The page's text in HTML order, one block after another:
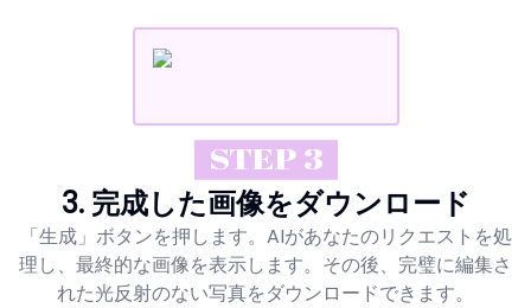
STEP 3
3. 完成した画像をダウンロード
「生成」ボタンを押します。AIがあなたのリクエストを処
理し、最終的な画像を表示します。その後、完璧に編集さ
れた光反射のない写真をダウンロードできます。